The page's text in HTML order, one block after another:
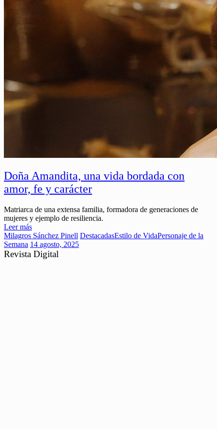
Doña Amandita, una vida bordada con
amor, fe y carácter
Matriarca de una extensa familia, formadora de generaciones de
mujeres y ejemplo de resiliencia.
Leer más
Milagros Sánchez Pinell DestacadasEstilo de VidaPersonaje de la
Semana 14 agosto, 2025
Revista Digital